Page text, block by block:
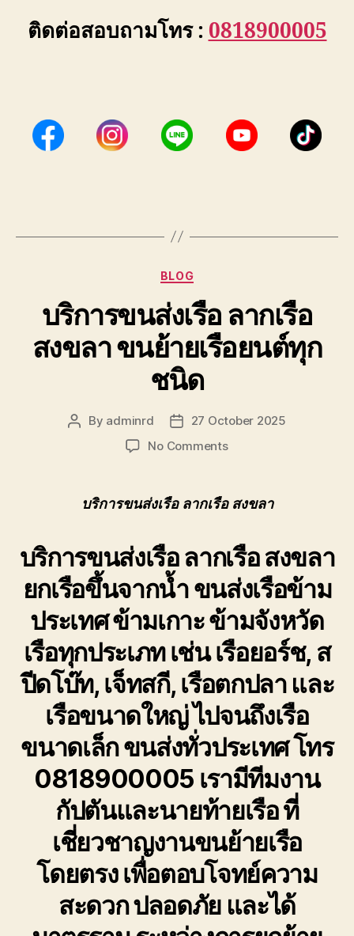
ติดต่อสอบถามโทร : 0818900005
Categories
BLOG
บริการขนส่งเรือ ลากเรือ
สงขลา ขนย้ายเรือยนต์ทุก
ชนิด
Post
By adminrd
Post27 October 2025
No Commentson
เรือ
สงขลา
ขน
ย้าย
เรือ
ยนต์
ทุก
ชนิด
บริการขนส่งเรือ ลากเรือ สงขลา
บริการขนส่งเรือ ลากเรือ สงขลา
ยกเรือขึ้นจากน้ำ ขนส่งเรือข้าม
ประเทศ ข้ามเกาะ ข้ามจังหวัด
เรือทุกประเภท เช่น เรือยอร์ช, ส
ปีดโบ๊ท, เจ็ทสกี, เรือตกปลา และ
เรือขนาดใหญ่ ไปจนถึงเรือ
ขนาดเล็ก ขนส่งทั่วประเทศ โทร
0818900005 เรามีทีมงาน
กัปตันและนายท้ายเรือ ที่
เชี่ยวชาญงานขนย้ายเรือ
โดยตรง เพื่อตอบโจทย์ความ
สะดวก ปลอดภัย และได้